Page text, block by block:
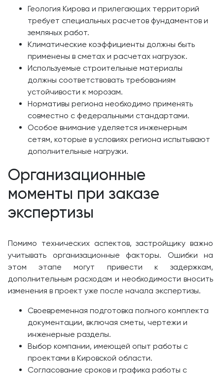
Геология Кирова и прилегающих территорий
требует специальных расчетов фундаментов и
земляных работ.
Климатические коэффициенты должны быть
применены в сметах и расчетах нагрузок.
Используемые строительные материалы
должны соответствовать требованиям
устойчивости к морозам.
Нормативы региона необходимо применять
совместно с федеральными стандартами.
Особое внимание уделяется инженерным
сетям, которые в условиях региона испытывают
дополнительные нагрузки.
Организационные
моменты при заказе
экспертизы
Помимо технических аспектов, застройщику важно
учитывать организационные факторы. Ошибки на
этом этапе могут привести к задержкам,
дополнительным расходам и необходимости вносить
изменения в проект уже после начала экспертизы.
Своевременная подготовка полного комплекта
документации, включая сметы, чертежи и
инженерные разделы.
Выбор компании, имеющей опыт работы с
проектами в Кировской области.
Согласование сроков и графика работы с